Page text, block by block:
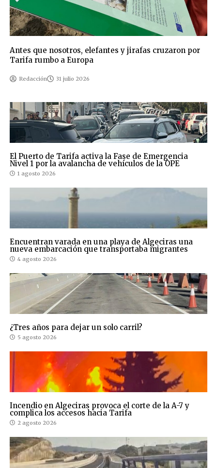
Antes que nosotros, elefantes y jirafas cruzaron por
Tarifa rumbo a Europa
Redacción 31 julio 2026
El Puerto de Tarifa activa la Fase de Emergencia
Nivel 1 por la avalancha de vehículos de la OPE
1 agosto 2026
Encuentran varada en una playa de Algeciras una
nueva embarcación que transportaba migrantes
4 agosto 2026
¿Tres años para dejar un solo carril?
5 agosto 2026
Incendio en Algeciras provoca el corte de la A-7 y
complica los accesos hacia Tarifa
2 agosto 2026